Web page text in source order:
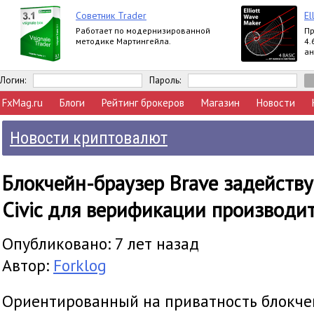
Советник Trader
Работает по модернизированной
методике Мартингейла.
Логин: Пароль:
FxMag.ru Блоги Рейтинг брокеров Магазин Новости
Новости криптовалют
Блокчейн-браузер Brave
Civic для верификации
Опубликовано: 7 лет назад
Автор: Forklog
Ориентированный на приватность